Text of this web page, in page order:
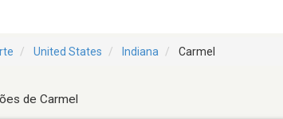
United States Indiana Carmel
de Carmel